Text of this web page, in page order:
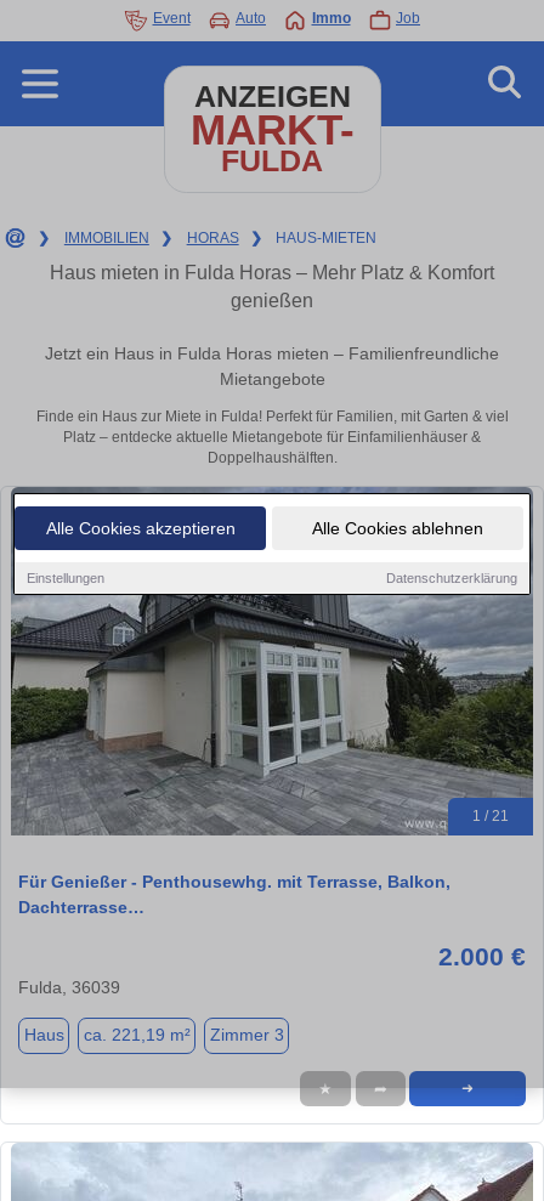
Alle Cookies akzeptieren Alle Cookies ablehnen
Einstellungen Datenschutzerklärung
Event Auto Immo Job
ANZEIGEN
MARKT-
FULDA
❯ IMMOBILIEN ❯ HORAS ❯ HAUS-MIETEN
Haus mieten in Fulda Horas – Mehr Platz & Komfort
genießen
Jetzt ein Haus in Fulda Horas mieten – Familienfreundliche
Mietangebote
Finde ein Haus zur Miete in Fulda! Perfekt für Familien, mit Garten & viel
Platz – entdecke aktuelle Mietangebote für Einfamilienhäuser &
Doppelhaushälften.
1 / 21
Für Genießer - Penthousewhg. mit Terrasse, Balkon,
Dachterrasse…
2.000 €
Fulda, 36039
Haus ca. 221,19 m² Zimmer 3
★ ➦ ➜